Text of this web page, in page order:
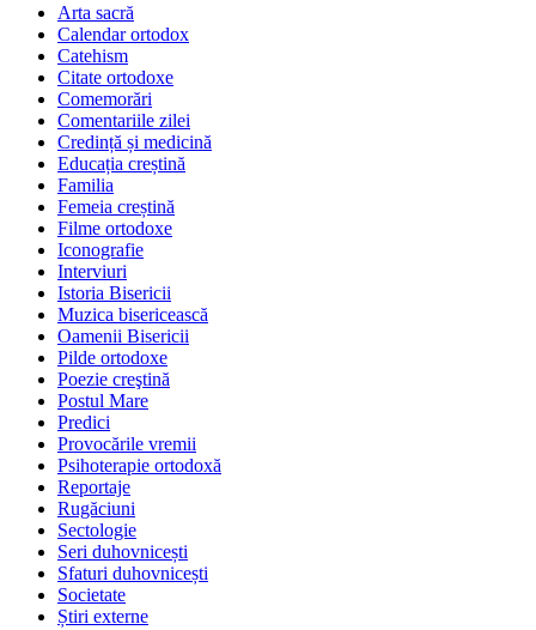
Arta sacră
Calendar ortodox
Catehism
Citate ortodoxe
Comemorări
Comentariile zilei
Credință și medicină
Educația creștină
Familia
Femeia creștină
Filme ortodoxe
Iconografie
Interviuri
Istoria Bisericii
Muzica bisericească
Oamenii Bisericii
Pilde ortodoxe
Poezie creştină
Postul Mare
Predici
Provocările vremii
Psihoterapie ortodoxă
Reportaje
Rugăciuni
Sectologie
Seri duhovnicești
Sfaturi duhovnicești
Societate
Știri externe